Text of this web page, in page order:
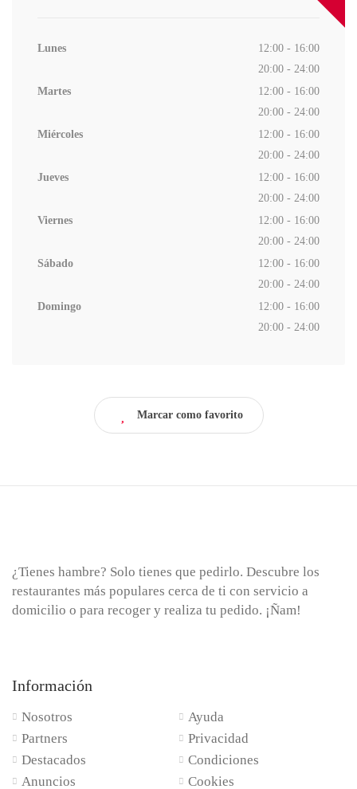
Lunes
12:00 - 16:00
20:00 - 24:00
Martes
12:00 - 16:00
20:00 - 24:00
Miércoles
12:00 - 16:00
20:00 - 24:00
Jueves
12:00 - 16:00
20:00 - 24:00
Viernes
12:00 - 16:00
20:00 - 24:00
Sábado
12:00 - 16:00
20:00 - 24:00
Domingo
12:00 - 16:00
20:00 - 24:00
Marcar como favorito
¿Tienes hambre? Solo tienes que pedirlo. Descubre los
restaurantes más populares cerca de ti con servicio a
domicilio o para recoger y realiza tu pedido. ¡Ñam!
Información
Nosotros
Partners
Destacados
Anuncios
Ayuda
Privacidad
Condiciones
Cookies